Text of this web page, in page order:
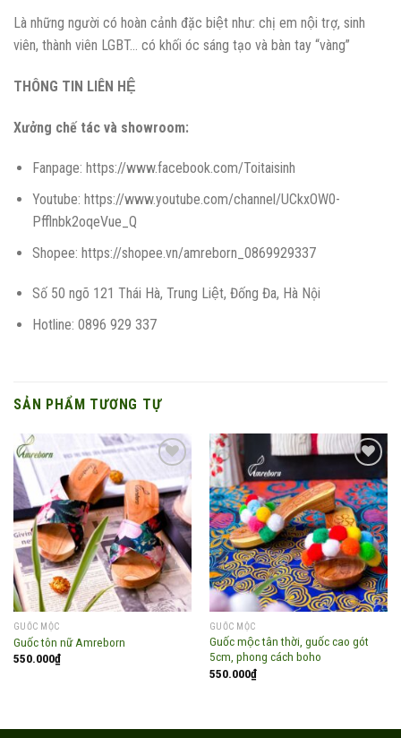
Là những người có hoàn cảnh đặc biệt như: chị em nội trợ, sinh
viên, thành viên LGBT… có khối óc sáng tạo và bàn tay “vàng”
THÔNG TIN LIÊN HỆ
Xưởng chế tác và showroom:
Fanpage: https://www.facebook.com/Toitaisinh
Youtube: https://www.youtube.com/channel/UCkxOW0-
Pfflnbk2oqeVue_Q
Shopee: https://shopee.vn/amreborn_0869929337
Số 50 ngõ 121 Thái Hà, Trung Liệt, Đống Đa, Hà Nội
Hotline: 0896 929 337
SẢN PHẨM TƯƠNG TỰ
Add to
wishlist
GUỐC MỘC
Guốc tôn nữ Amreborn
550.000₫
Add to
wishlist
GUỐC MỘC
Guốc mộc tân thời, guốc cao gót
5cm, phong cách boho
550.000₫